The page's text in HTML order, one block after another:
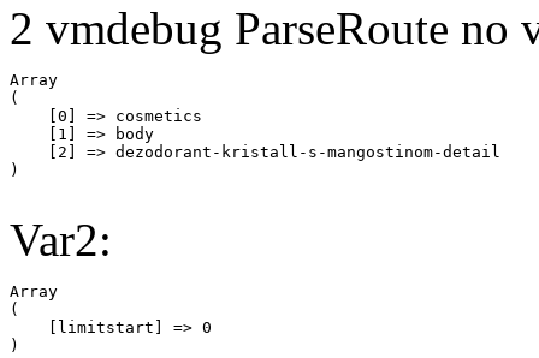
2 vmdebug ParseRoute no
Array
(
    [0] => cosmetics
    [1] => body
    [2] => dezodorant-kristall-s-mangostinom-detail
Var2:
Array
(
    [limitstart] => 0